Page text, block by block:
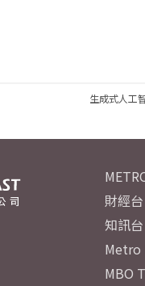
生成式人工
財經台
知訊台
Metro
MBO